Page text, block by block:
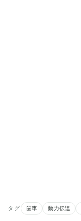
タグ 歯車 動力伝達